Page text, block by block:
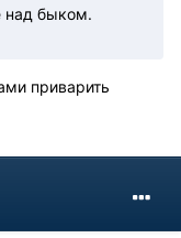
над быком.
приварить